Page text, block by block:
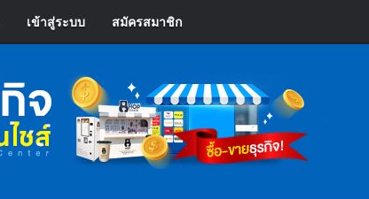
เข้าสู่ระบบ สมัครสมาชิก